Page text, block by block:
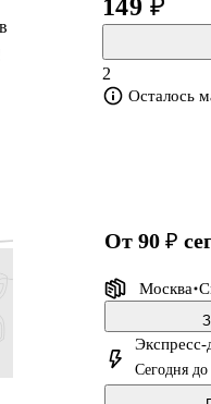
149 ₽
2
Осталось
от 90 ₽
Москва
Экспресс-
Сегодня